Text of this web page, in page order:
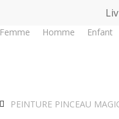
Femme Homme Enfant
PEINTURE PINCEAU